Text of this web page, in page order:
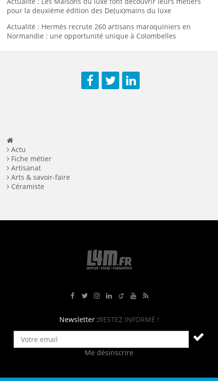
pour la deuxième édition des De(ux)mains du luxe
Actualité : Hermès recrute 260 artisans maroquiniers en
Normandie : une opportunité unique à Colombelles
Actu
Fiche métier
Artisanat
Arts & savoir-faire
Céramiste
Newsletter :RESTEZ INFORMÉ !
Me désinscrire